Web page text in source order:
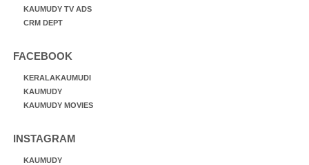
KAUMUDY TV ADS
CRM DEPT
FACEBOOK
KERALAKAUMUDI
KAUMUDY
KAUMUDY MOVIES
INSTAGRAM
KAUMUDY